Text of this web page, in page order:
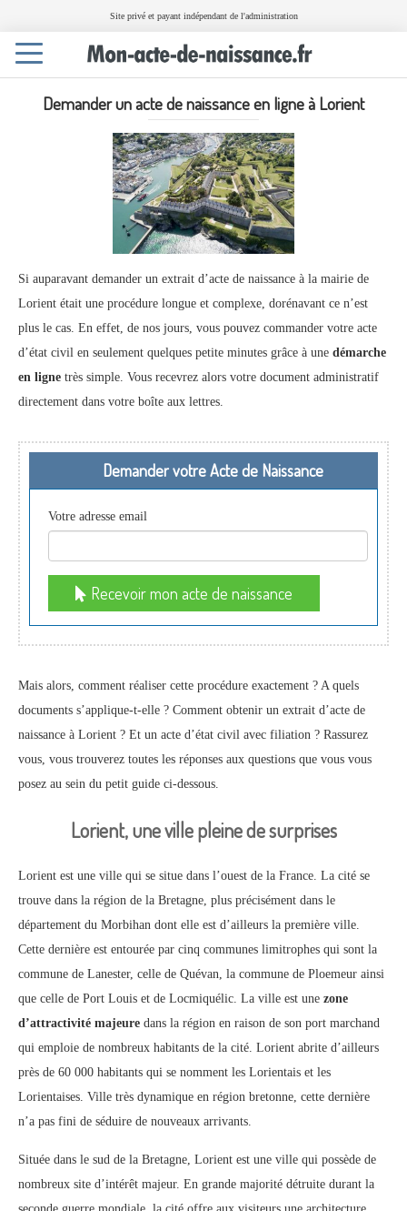
Site privé et payant indépendant de l'administration
Toggle
navigation
Demander un acte de naissance en ligne à Lorient
Si auparavant demander un extrait d’acte de naissance à la mairie de
Lorient était une procédure longue et complexe, dorénavant ce n’est
plus le cas. En effet, de nos jours, vous pouvez commander votre acte
d’état civil en seulement quelques petite minutes grâce à une démarche
en ligne très simple. Vous recevrez alors votre document administratif
directement dans votre boîte aux lettres.
Demander votre Acte de Naissance
Votre adresse email
Recevoir mon acte de naissance
Mais alors, comment réaliser cette procédure exactement ? A quels
documents s’applique-t-elle ? Comment obtenir un extrait d’acte de
naissance à Lorient ? Et un acte d’état civil avec filiation ? Rassurez
vous, vous trouverez toutes les réponses aux questions que vous vous
posez au sein du petit guide ci-dessous.
Lorient, une ville pleine de surprises
Lorient est une ville qui se situe dans l’ouest de la France. La cité se
trouve dans la région de la Bretagne, plus précisément dans le
département du Morbihan dont elle est d’ailleurs la première ville.
Cette dernière est entourée par cinq communes limitrophes qui sont la
commune de Lanester, celle de Quévan, la commune de Ploemeur ainsi
que celle de Port Louis et de Locmiquélic. La ville est une zone
d’attractivité majeure dans la région en raison de son port marchand
qui emploie de nombreux habitants de la cité. Lorient abrite d’ailleurs
près de 60 000 habitants qui se nomment les Lorientais et les
Lorientaises. Ville très dynamique en région bretonne, cette dernière
n’a pas fini de séduire de nouveaux arrivants.
Située dans le sud de la Bretagne, Lorient est une ville qui possède de
nombreux site d’intérêt majeur. En grande majorité détruite durant la